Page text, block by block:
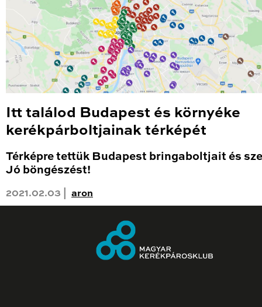
Itt találod Budapest és környéke
kerékpárboltjainak térképét
Térképre tettük Budapest bringaboltjait és
Jó böngészést!
2021.02.03 | aron